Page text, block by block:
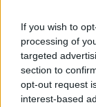
If you wish to
processing of
targeted
section to
opt-out request
interest-based
Később a
közeggel
belüli
felállás,
háztartást.
lehetett